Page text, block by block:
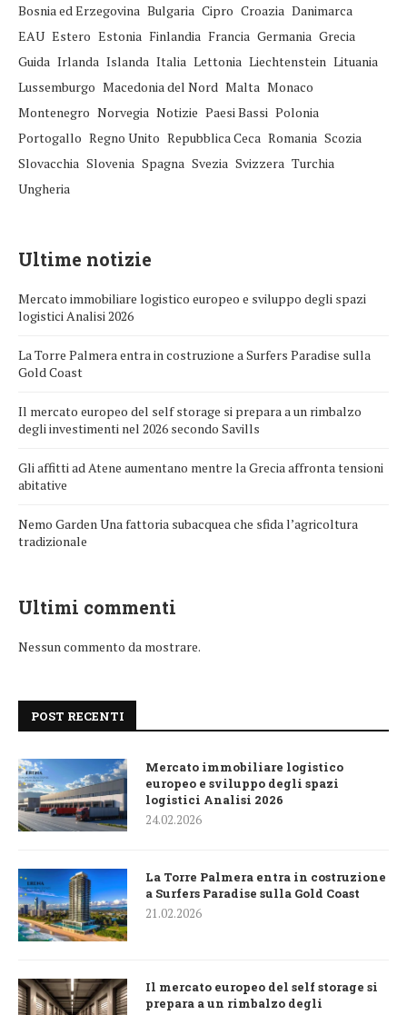
Bosnia ed Erzegovina Bulgaria Cipro Croazia Danimarca
EAU Estero Estonia Finlandia Francia Germania Grecia
Guida Irlanda Islanda Italia Lettonia Liechtenstein Lituania
Lussemburgo Macedonia del Nord Malta Monaco
Montenegro Norvegia Notizie Paesi Bassi Polonia
Portogallo Regno Unito Repubblica Ceca Romania Scozia
Slovacchia Slovenia Spagna Svezia Svizzera Turchia
Ungheria
Ultime notizie
Mercato immobiliare logistico europeo e sviluppo degli spazi
logistici Analisi 2026
La Torre Palmera entra in costruzione a Surfers Paradise sulla
Gold Coast
Il mercato europeo del self storage si prepara a un rimbalzo
degli investimenti nel 2026 secondo Savills
Gli affitti ad Atene aumentano mentre la Grecia affronta tensioni
abitative
Nemo Garden Una fattoria subacquea che sfida l’agricoltura
tradizionale
Ultimi commenti
Nessun commento da mostrare.
POST RECENTI
Mercato immobiliare logistico
europeo e sviluppo degli spazi
logistici Analisi 2026
24.02.2026
La Torre Palmera entra in costruzione
a Surfers Paradise sulla Gold Coast
21.02.2026
Il mercato europeo del self storage si
prepara a un rimbalzo degli